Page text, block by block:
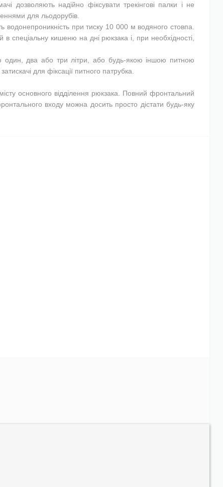
дозволяють надійно фіксувати трекінгові палки і не
для льодорубів.
при тиску 10 000 м водяного стовпа.
спеціальну кишеню на дні рюкзака і, при необхідності,
один, два або три літри, або будь-якою іншою питною
для фіксації питного патрубка.
основного відділення рюкзака. Повний фронтальний
входу можна досить просто дістати будь-яку